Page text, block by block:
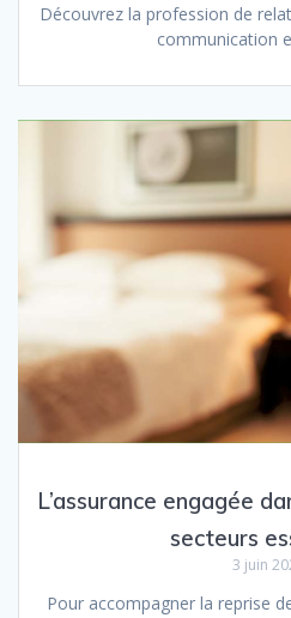
Découvrez la profession de
communication
L’assurance engagée
secteurs
3 juin
Pour accompagner la reprise